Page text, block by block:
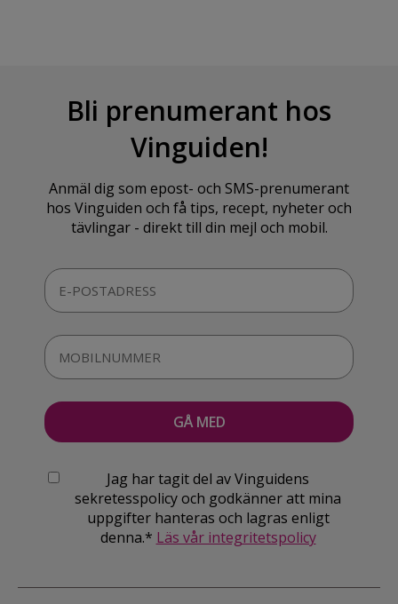
Bli prenumerant hos
Vinguiden!
Anmäl dig som epost- och SMS-prenumerant
hos Vinguiden och få tips, recept, nyheter och
tävlingar - direkt till din mejl och mobil.
Jag har tagit del av Vinguidens
sekretesspolicy och godkänner att mina
uppgifter hanteras och lagras enligt
denna.* Läs vår integritetspolicy